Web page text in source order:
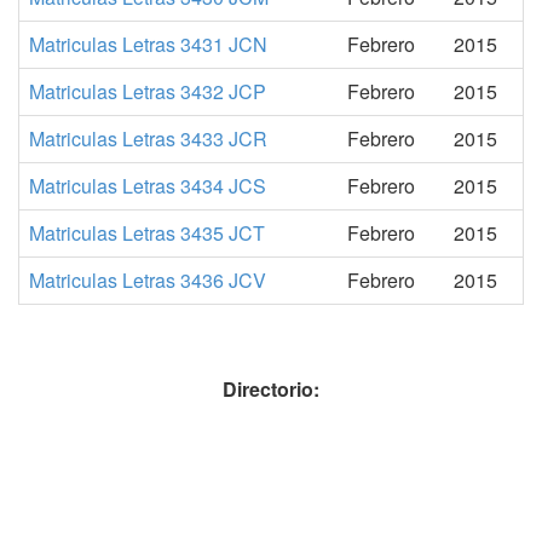
Matriculas Letras 3431 JCN
Febrero
2015
Matriculas Letras 3432 JCP
Febrero
2015
Matriculas Letras 3433 JCR
Febrero
2015
Matriculas Letras 3434 JCS
Febrero
2015
Matriculas Letras 3435 JCT
Febrero
2015
Matriculas Letras 3436 JCV
Febrero 2015
Directorio: